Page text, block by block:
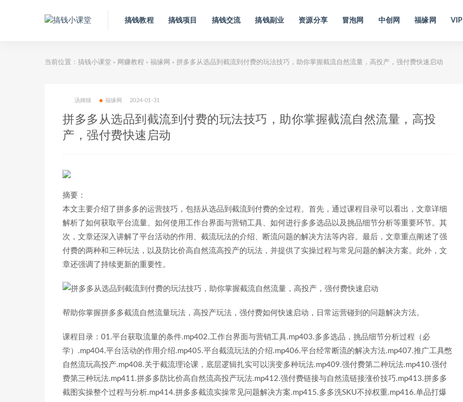
搞钱教程 搞钱项目 搞钱交流 搞钱副业 资源分享 冒泡网 中创网 福缘网 VIP
当前位置： 搞钱小课堂 > 网赚教程 > 福缘网 > 拼多多从选品到截流到付费的玩法技巧，助你掌握截流自然流量，高投产，强付费快速启动
汤姆猫 福缘网 2024-01-31
拼多多从选品到截流到付费的玩法技巧，助你掌握截流自然流量，高投
产，强付费快速启动
摘要：
本文主要介绍了拼多多的运营技巧，包括从选品到截流到付费的全过程。首先，通过课程目录可以看出，文章详细
解析了如何获取平台流量、如何使用工作台界面与营销工具、如何进行多多选品以及挑品细节分析等重要环节。其
次，文章还深入讲解了平台活动的作用、截流玩法的介绍、断流问题的解决方法等内容。最后，文章重点阐述了强
付费的两种和三种玩法，以及防比价高自然流高投产的玩法，并提供了实操过程与常见问题的解决方案。此外，文
章还强调了持续更新的重要性。
帮助你掌握拼多多截流自然流量玩法，高投产玩法，强付费如何快速启动，日常运营碰到的问题解决方法。
课程目录：01.平台获取流量的条件.mp402.工作台界面与营销工具.mp403.多多选品，挑品细节分析过程（必
学）.mp404.平台活动的作用介绍.mp405.平台截流玩法的介绍.mp406.平台经常断流的解决方法.mp407.推广工具憋
自然流玩高投产.mp408.关于截流理论课，底层逻辑扎实可以演变多种玩法.mp409.强付费第二种玩法.mp410.强付
费第三种玩法.mp411.拼多多防比价高自然流高投产玩法.mp412.强付费链接与自然流链接涨价技巧.mp413.拼多多
截图实操整个过程与分析.mp414.拼多多截流实操常见问题解决方案.mp415.多多洗SKU不掉权重.mp416.单品打爆